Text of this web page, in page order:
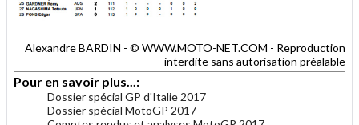
Alexandre BARDIN - © WWW.MOTO-NET.COM - Reproduction
interdite sans autorisation préalable
Pour en savoir plus...:
Dossier spécial GP d'Italie 2017
Dossier spécial MotoGP 2017